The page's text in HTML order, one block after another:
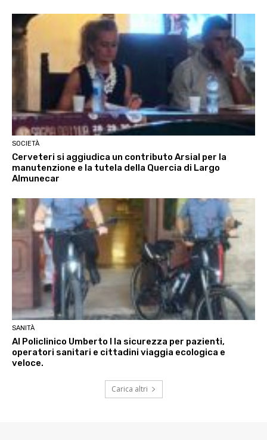
SOCIETÀ
Cerveteri si aggiudica un contributo Arsial per la
manutenzione e la tutela della Quercia di Largo
Almunecar
SANITÀ
Al Policlinico Umberto I la sicurezza per pazienti,
operatori sanitari e cittadini viaggia ecologica e
veloce.
Carica altri